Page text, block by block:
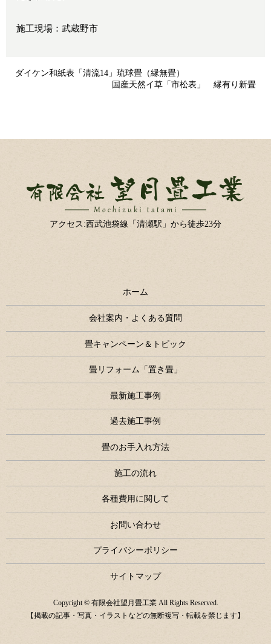
施工現場：武蔵野市
ダイケン和紙表「清流14」琉球畳（縁無畳）
国産天然イ草「市松表」 縁有り新畳
アクセス:西武池袋線「清瀬駅」から徒歩23分
ホーム
会社案内・よくある質問
畳キャンペーン＆トピック
畳リフォーム「置き畳」
最新施工事例
過去施工事例
畳のお手入れ方法
施工の流れ
各種費用に関して
お問い合わせ
プライバシーポリシー
サイトマップ
Copyright © 有限会社望月畳工業 All Rights Reserved.
【掲載の記事・写真・イラストなどの無断複写・転載を禁じます】